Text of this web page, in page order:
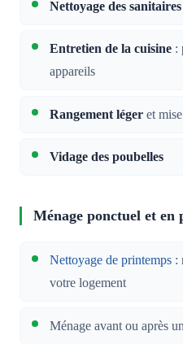
Nettoyage des sanitaires
Entretien de la cuisine :
appareils
Rangement léger et
Vidage des poubelles
Ménage ponctuel et en
Nettoyage de printemps :
votre logement
Ménage avant ou après